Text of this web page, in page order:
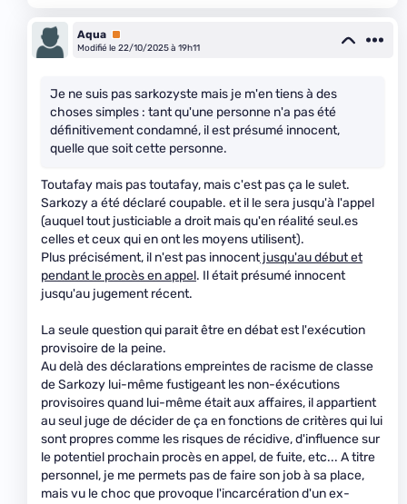
Aqua Premium
Modifié le 22/10/2025 à 19h11
Je ne suis pas sarkozyste mais je m'en tiens à des
choses simples : tant qu'une personne n'a pas été
définitivement condamné, il est présumé innocent,
quelle que soit cette personne.
Toutafay mais pas toutafay, mais c'est pas ça le sulet.
Sarkozy a été déclaré coupable. et il le sera jusqu'à l'appel
(auquel tout justiciable a droit mais qu'en réalité seul.es
celles et ceux qui en ont les moyens utilisent).
Plus précisément, il n'est pas innocentjusqu'au début et
pendant le procès en appel. Il était présumé innocent
jusqu'au jugement récent.
La seule question qui parait être en débat est l'exécution
provisoire de la peine.
Au delà des déclarations empreintes de racisme de classe
de Sarkozy lui-même fustigeant les non-éxécutions
provisoires quand lui-même était aux affaires, il appartient
au seul juge de décider de ça en fonctions de critères qui lui
sont propres comme les risques de récidive, d'influence sur
le potentiel prochain procès en appel, de fuite, etc... A titre
personnel, je me permets pas de faire son job à sa place,
mais vu le choc que provoque l'incarcération d'un ex-